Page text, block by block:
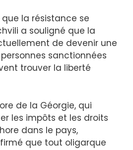
la résistance se
a souligné que la
de devenir une
sanctionnées
trouver la liberté
de la Géorgie, qui
les impôts et les droits
dans le pays,
que tout oligarque